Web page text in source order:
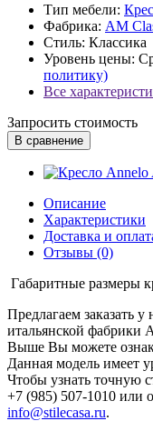
Тип мебели:
Фабрика: AM
Стиль: Классика
Уровень цены:
политику)
Все
Запросить стоимость
В сравнение
Описание
Характеристики
Доставка и
Отзывы (0)
Габаритные размеры
Предлагаем заказать
итальянской фабрики
Выше Вы можете
Данная модель имеет
Чтобы узнать точную
+7 (985) 507-1010 или
info@stilecasa.ru.